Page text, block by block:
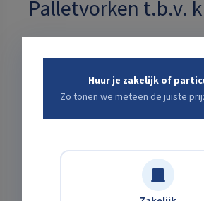
Palletvorken t.b.v.
Palletvorken
TOTALE PRIJS VOOR:5
€35,37
Kies een start- en eindtijd die jou uitkomt
Huur je zakelijk of
Zo tonen we meteen de juiste